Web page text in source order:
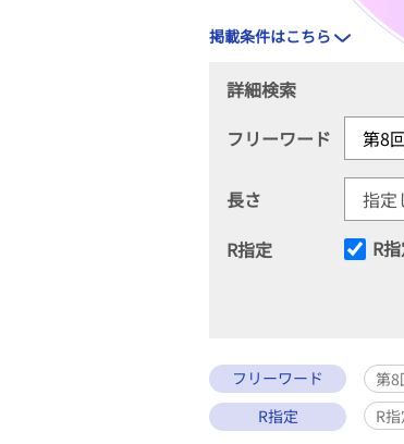
掲載条件はこちら
詳細検索
フリーワード
長さ
R指定
R
フリーワード
第8
R指定
R